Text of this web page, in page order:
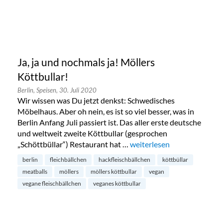
Ja, ja und nochmals ja! Möllers
Köttbullar!
Berlin, Speisen, 30. Juli 2020
Wir wissen was Du jetzt denkst: Schwedisches
Möbelhaus. Aber oh nein, es ist so viel besser, was in
Berlin Anfang Juli passiert ist. Das aller erste deutsche
und weltweit zweite Köttbullar (gesprochen
„Schöttbüllar“) Restaurant hat … „Ja, ja und nochmals ja!
weiterlesen
berlin fleichbällchen hackfleischbällchen
köttbüllar
meatballs
möllers möllers köttbullar
vegan
vegane fleischbällchen
veganes köttbullar